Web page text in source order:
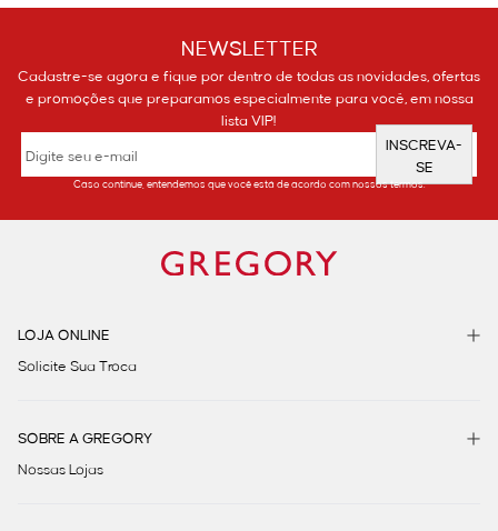
NEWSLETTER
Cadastre-se agora e fique por dentro de todas as novidades, ofertas
e promoções que preparamos especialmente para você, em nossa
lista VIP!
INSCREVA-
SE
Caso continue, entendemos que você está de acordo com nossos termos.
LOJA ONLINE
Solicite Sua Troca
SOBRE A GREGORY
Nossas Lojas